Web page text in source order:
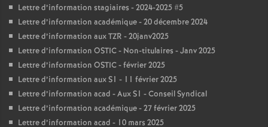
Lettre d’information stagiaires - 2024-2025 #5
Lettre d’information académique - 20 décembre 2024
Lettre d’information aux TZR - 20janv2025
Lettre d’information OSTIC - Non-titulaires - Janv 2025
Lettre d’information OSTIC - février 2025
Lettre d’information aux S1 - 11 février 2025
Lettre d’information acad - Aux S1 - Conseil Syndical
Lettre d’information académique - 27 février 2025
Lettre d’information acad - 10 mars 2025